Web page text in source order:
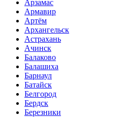
Арзамас
Армавир
Артём
Архангельск
Астрахань
Ачинск
Балаково
Балашиха
Барнаул
Батайск
Белгород
Бердск
Березники